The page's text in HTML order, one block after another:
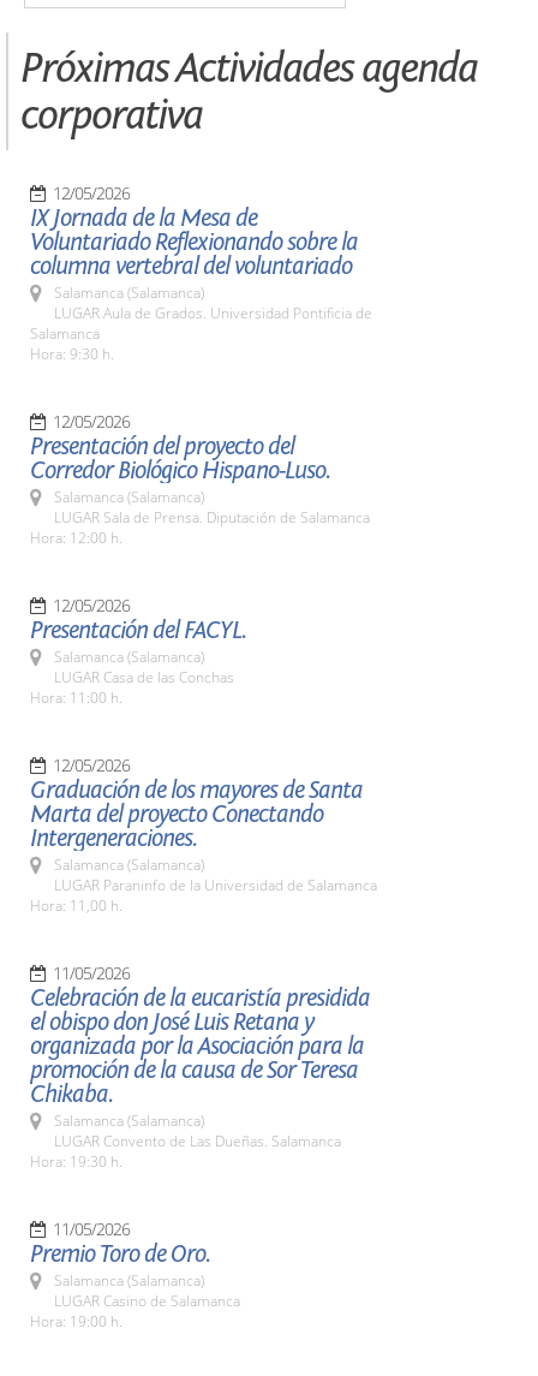
Próximas Actividades agenda
corporativa
12/05/2026
IX Jornada de la Mesa de
Voluntariado Reflexionando sobre la
columna vertebral del voluntariado
Salamanca (Salamanca)
LUGAR Aula de Grados. Universidad Pontificia de
Salamanca
Hora: 9:30 h.
12/05/2026
Presentación del proyecto del
Corredor Biológico Hispano-Luso.
Salamanca (Salamanca)
LUGAR Sala de Prensa. Diputación de Salamanca
Hora: 12:00 h.
12/05/2026
Presentación del FACYL.
Salamanca (Salamanca)
LUGAR Casa de las Conchas
Hora: 11:00 h.
12/05/2026
Graduación de los mayores de Santa
Marta del proyecto Conectando
Intergeneraciones.
Salamanca (Salamanca)
LUGAR Paraninfo de la Universidad de Salamanca
Hora: 11,00 h.
11/05/2026
Celebración de la eucaristía presidida
el obispo don José Luis Retana y
organizada por la Asociación para la
promoción de la causa de Sor Teresa
Chikaba.
Salamanca (Salamanca)
LUGAR Convento de Las Dueñas. Salamanca
Hora: 19:30 h.
11/05/2026
Premio Toro de Oro.
Salamanca (Salamanca)
LUGAR Casino de Salamanca
Hora: 19:00 h.